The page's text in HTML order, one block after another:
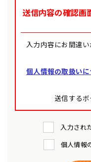
送信内容の確認画
入力内容にお間違
個人情報の取扱い
送信するボ
入力され
個人情報